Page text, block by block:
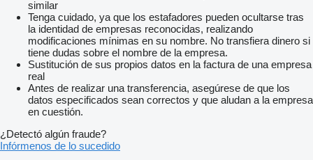
similar
Tenga cuidado, ya que los estafadores pueden ocultarse tras
la identidad de empresas reconocidas, realizando
modificaciones mínimas en su nombre. No transfiera dinero si
tiene dudas sobre el nombre de la empresa.
Sustitución de sus propios datos en la factura de una empresa
real
Antes de realizar una transferencia, asegúrese de que los
datos especificados sean correctos y que aludan a la empresa
en cuestión.
¿Detectó algún fraude?
Infórmenos de lo sucedido